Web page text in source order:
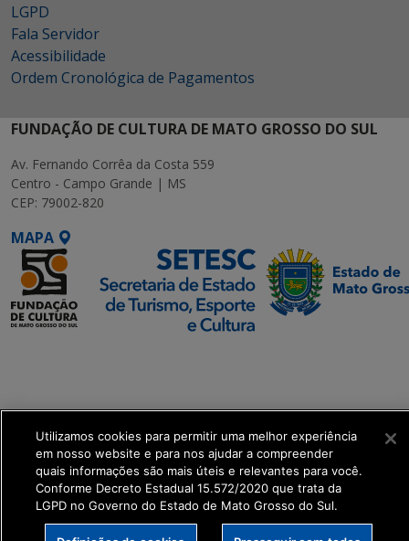
LGPD
Fala Servidor
Acessibilidade
Ordem Cronológica de Pagamentos
FUNDAÇÃO DE CULTURA DE MATO GROSSO DO SUL
Av. Fernando Corrêa da Costa 559
Centro - Campo Grande | MS
CEP: 79002-820
MAPA
get_footer();
Utilizamos cookies para permitir uma melhor experiência
em nosso website e para nos ajudar a compreender
quais informações são mais úteis e relevantes para você.
Conforme Decreto Estadual 15.572/2020 que trata da
LGPD no Governo do Estado de Mato Grosso do Sul.